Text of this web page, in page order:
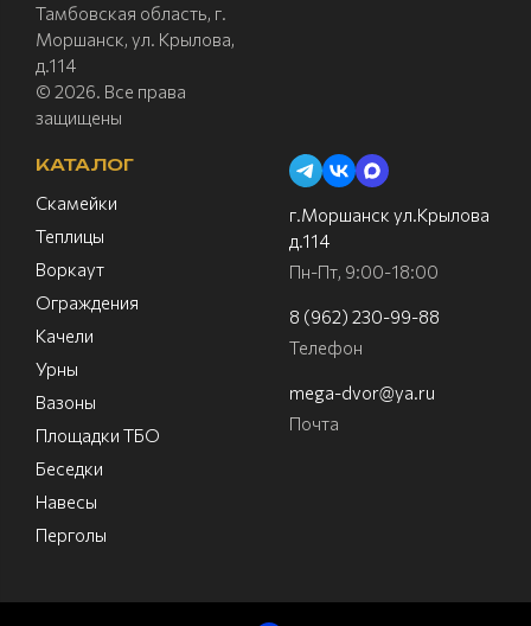
Тамбовская область, г.
Моршанск, ул. Крылова,
д.114
© 2026. Все права
защищены
КАТАЛОГ
Скамейки
Теплицы
Воркаут
Ограждения
Качели
Урны
Вазоны
Площадки ТБО
Беседки
Навесы
Перголы
г.Моршанск ул.Крылова
д.114
Пн-Пт, 9:00-18:00
8 (962) 230-99-88
Телефон
mega-dvor@ya.ru
Почта